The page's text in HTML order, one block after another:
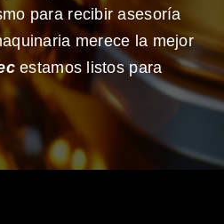
para recibir asesoría
merece la mejor
estamos listos para